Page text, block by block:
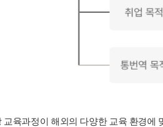
육과정이 해외의 다양한 교육 환경에